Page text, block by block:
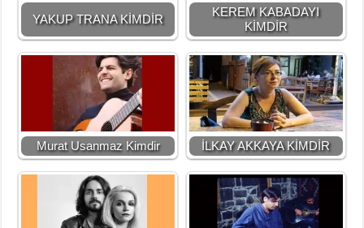
YAKUP TRANA KİMDİR
KEREM KABADAYI
KİMDİR
Murat Usanmaz Kimdir İLKAY AKKAYA KİMDİR